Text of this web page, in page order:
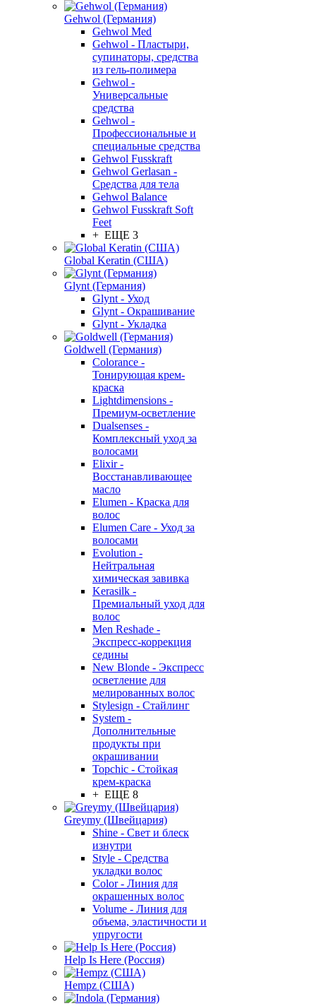
Gehwol (Германия)
Gehwol Med
Gehwol - Пластыри,
супинаторы, средства
из гель-полимера
Gehwol -
Универсальные
средства
Gehwol -
Профессиональные и
специальные средства
Gehwol Fusskraft
Gehwol Gerlasan -
Средства для тела
Gehwol Balance
Gehwol Fusskraft Soft
Feet
+ ЕЩЕ 3
Global Keratin (США)
Glynt (Германия)
Glynt - Уход
Glynt - Окрашивание
Glynt - Укладка
Goldwell (Германия)
Colorance -
Тонирующая крем-
краска
Lightdimensions -
Премиум-осветление
Dualsenses -
Комплексный уход за
волосами
Elixir -
Восстанавливающее
масло
Elumen - Краска для
волос
Elumen Care - Уход за
волосами
Evolution -
Нейтральная
химическая завивка
Kerasilk -
Премиальный уход для
волос
Men Reshade -
Экспресс-коррекция
седины
New Blonde - Экспресс
осветление для
мелированных волос
Stylesign - Стайлинг
System -
Дополнительные
продукты при
окрашивании
Topchic - Стойкая
крем-краска
+ ЕЩЕ 8
Greymy (Швейцария)
Shine - Свет и блеск
изнутри
Style - Средства
укладки волос
Color - Линия для
окрашенных волос
Volume - Линия для
объема, эластичности и
упругости
Help Is Here (Россия)
Hempz (США)